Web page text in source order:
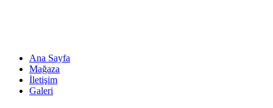
Ana Sayfa
Mağaza
İletişim
Galeri